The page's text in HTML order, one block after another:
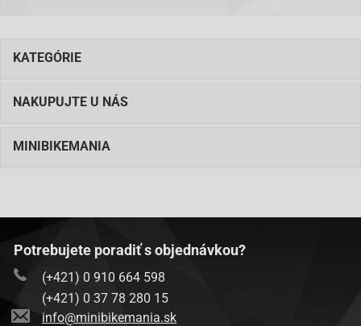
KATEGÓRIE
NAKUPUJTE U NÁS
MINIBIKEMANIA
Potrebujete poradiť s objednávkou?
(+421) 0 910 664 598
(+421) 0 37 78 280 15
info@minibikemania.sk